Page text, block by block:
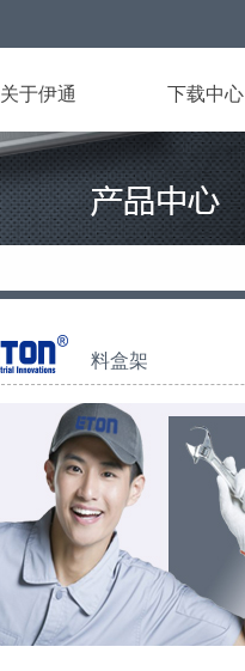
关于伊通 下载中心
料盒架